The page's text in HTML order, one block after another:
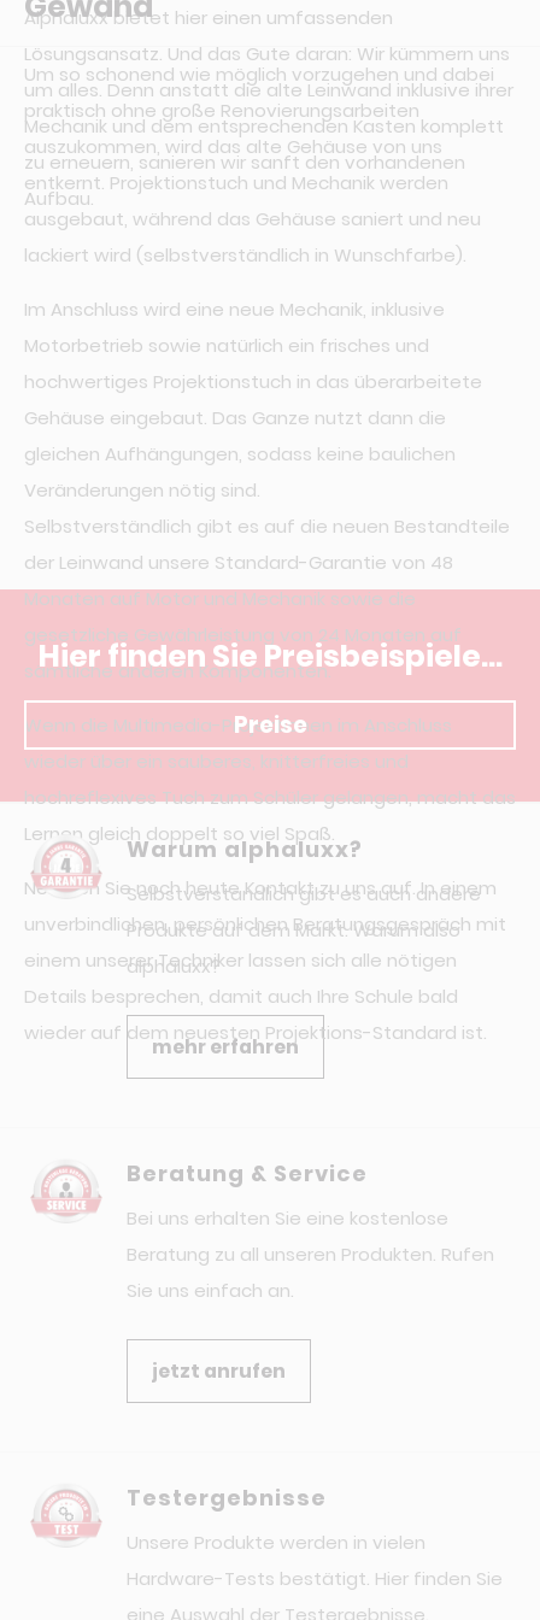
Alphaluxx bietet hier einen umfassenden
Lösungsansatz. Und das Gute daran: Wir kümmern uns
um alles. Denn anstatt die alte Leinwand inklusive ihrer
Mechanik und dem entsprechenden Kasten komplett
zu erneuern, sanieren wir sanft den vorhandenen
Aufbau.
Um so schonend wie möglich vorzugehen und dabei
praktisch ohne große Renovierungsarbeiten
auszukommen, wird das alte Gehäuse von uns
entkernt. Projektionstuch und Mechanik werden
ausgebaut, während das Gehäuse saniert und neu
lackiert wird (selbstverständlich in Wunschfarbe).
Im Anschluss wird eine neue Mechanik, inklusive
Motorbetrieb sowie natürlich ein frisches und
hochwertiges Projektionstuch in das überarbeitete
Gehäuse eingebaut. Das Ganze nutzt dann die
gleichen Aufhängungen, sodass keine baulichen
Veränderungen nötig sind.
Selbstverständlich gibt es auf die neuen Bestandteile
der Leinwand unsere Standard-Garantie von 48
Monaten auf Motor und Mechanik sowie die
gesetzliche Gewährleistung von 24 Monaten auf
sämtliche anderen Komponenten.
Wenn die Multimedia-Projektionen im Anschluss
wieder über ein sauberes, knitterfreies und
hochreflexives Tuch zum Schüler gelangen, macht das
Lernen gleich doppelt so viel Spaß.
Nehmen Sie noch heute Kontakt zu uns auf. In einem
unverbindlichen, persönlichen Beratungsgespräch mit
einem unserer Techniker lassen sich alle nötigen
Details besprechen, damit auch Ihre Schule bald
wieder auf dem neuesten Projektions-Standard ist.
Hier finden Sie Preisbeispiele...
Preise
Warum alphaluxx?
Selbstverständlich gibt es auch andere
Produkte auf dem Markt. Warum also
alphaluxx?
mehr erfahren
Beratung & Service
Bei uns erhalten Sie eine kostenlose
Beratung zu all unseren Produkten. Rufen
Sie uns einfach an.
jetzt anrufen
Testergebnisse
Unsere Produkte werden in vielen
Hardware-Tests bestätigt. Hier finden Sie
eine Auswahl der Testergebnisse.